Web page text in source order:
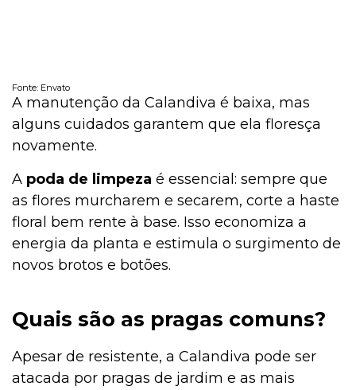
Fonte: Envato
A manutenção da Calandiva é baixa, mas
alguns cuidados garantem que ela floresça
novamente.
A poda de limpeza é essencial: sempre que
as flores murcharem e secarem, corte a haste
floral bem rente à base. Isso economiza a
energia da planta e estimula o surgimento de
novos brotos e botões.
Quais são as pragas comuns?
Apesar de resistente, a Calandiva pode ser
atacada por pragas de jardim e as mais